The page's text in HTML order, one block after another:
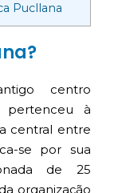
Pucllana
centro
pertenceu à
central entre
se por sua
de 25
organização